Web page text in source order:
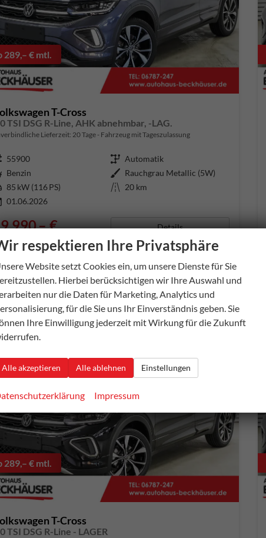
289,– € mtl.
T-Cross
TSI DSG R-Line, AHK abnehmbar, -LAG.
Lieferzeit: 20 Tage Fahrzeug mit Tageszulassung
55900 Getriebe Automatik
Benzin Außenfarbe Rauchgrau Metallic (5W)
85 kW (116 PS) Kilometerstand 20 km
01.06.2026
€ Details
kombiniert: 5,90 l/100km
2-Klasse:D
2
289,– € mtl.
T-Cross
TSI DSG R-Line - LAGER
respektieren Ihre Privatsphäre
Website setzt Cookies ein, um unsere Dienste für Sie
Hierbei berücksichtigen wir Ihre Auswahl und
nur die Daten für Marketing, Analytics und
für die Sie uns Ihr Einverständnis geben. Sie
Ihre Einwilligung jederzeit mit Wirkung für die Zukunft
Alle akzeptieren Alle ablehnen Einstellungen
Impressum